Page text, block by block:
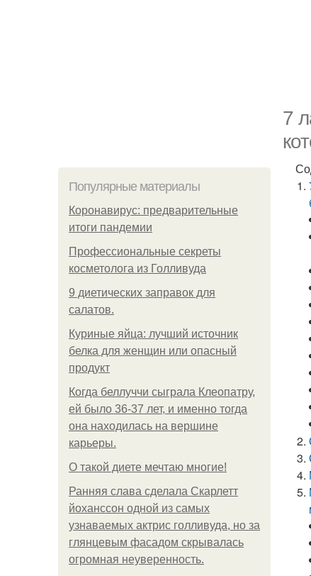
7
Популярные материалы
Коронавирус: предварительные
итоги пандемии
Профессиональные секреты
косметолога из Голливуда
9 диетических заправок для
салатов.
Куриные яйца: лучший источник
белка для женщин или опасный
продукт
Когда беллуччи сыграла Клеопатру,
ей было 36-37 лет, и именно тогда
она находилась на вершине
карьеры.
О такой диете мечтаю многие!
Ранняя слава сделала Скарлетт
йоханссон одной из самых
узнаваемых актрис голливуда, но за
глянцевым фасадом скрывалась
огромная неуверенность.